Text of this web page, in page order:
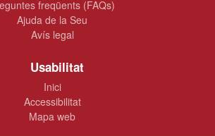
freqüents (FAQs)
Ajuda de la Seu
Avís legal
Usabilitat
Inici
Accessibilitat
Mapa web